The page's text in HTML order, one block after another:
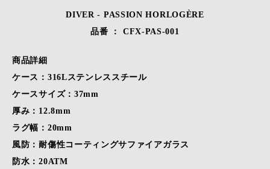
DIVER - PASSION HORLOGÈRE
品番 ： CFX-PAS-001
商品詳細
ケース：316Lステンレススチール
ケースサイズ：37mm
厚み：12.8mm
ラグ幅：20mm
風防：耐傷性コーティングサファイアガラス
防水：20ATM